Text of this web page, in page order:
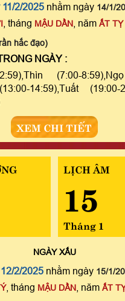
11/2/2025 nhằm ngày 14/1/
, tháng MẬU DẦN , năm ẤT TỴ
hắc đạo)
NGÀY :
(7:00-
14:59),Tuất (19:00-
XEM CHI TIẾT
LỊCH ÂM
15
Tháng 1
NGÀYXẤU
2/2025 nhằm ngày 15/1/
, tháng MẬU DẦN , năm ẤT